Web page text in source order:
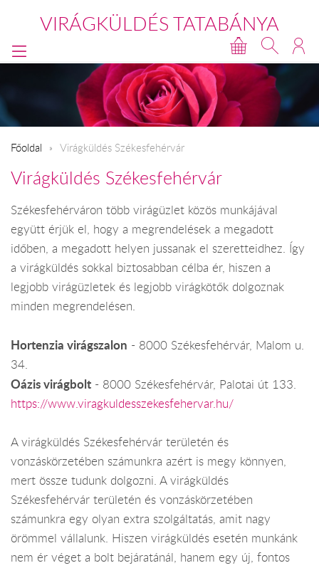
VIRÁGKÜLDÉS TATABÁNYA
Főoldal Virágküldés Székesfehérvár
Virágküldés Székesfehérvár
Székesfehérváron több virágüzlet közös munkájával
együtt érjük el, hogy a megrendelések a megadott
időben, a megadott helyen jussanak el szeretteidhez. Így
a virágküldés sokkal biztosabban célba ér, hiszen a
legjobb virágüzletek és legjobb virágkötők dolgoznak
minden megrendelésen.
Hortenzia virágszalon - 8000 Székesfehérvár, Malom u.
34.
Oázis virágbolt - 8000 Székesfehérvár, Palotai út 133.
https://www.viragkuldesszekesfehervar.hu/
A virágküldés Székesfehérvár területén és
vonzáskörzetében számunkra azért is megy könnyen,
mert össze tudunk dolgozni. A virágküldés
Székesfehérvár területén és vonzáskörzetében
számunkra egy olyan extra szolgáltatás, amit nagy
örömmel vállalunk. Hiszen virágküldés esetén munkánk
nem ér véget a bolt bejáratánál, hanem egy új, fontos